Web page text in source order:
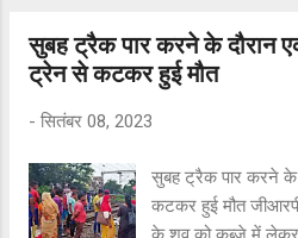
सुबह ट्रैक पार करने के दौरान
ट्रेन से कटकर हुई मौत
- सितंबर 08, 2023
सुबह ट्रैक पार करने के
कटकर हुई मौत